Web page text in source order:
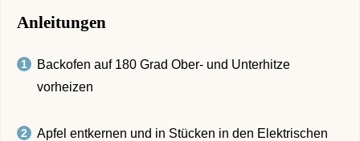
Anleitungen
Backofen auf 180 Grad Ober- und Unterhitze
vorheizen
Apfel entkernen und in Stücken in den Elektrischen